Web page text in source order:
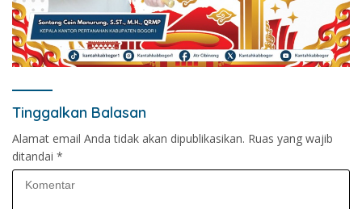
Tinggalkan Balasan
Alamat email Anda tidak akan dipublikasikan. Ruas yang wajib
ditandai *